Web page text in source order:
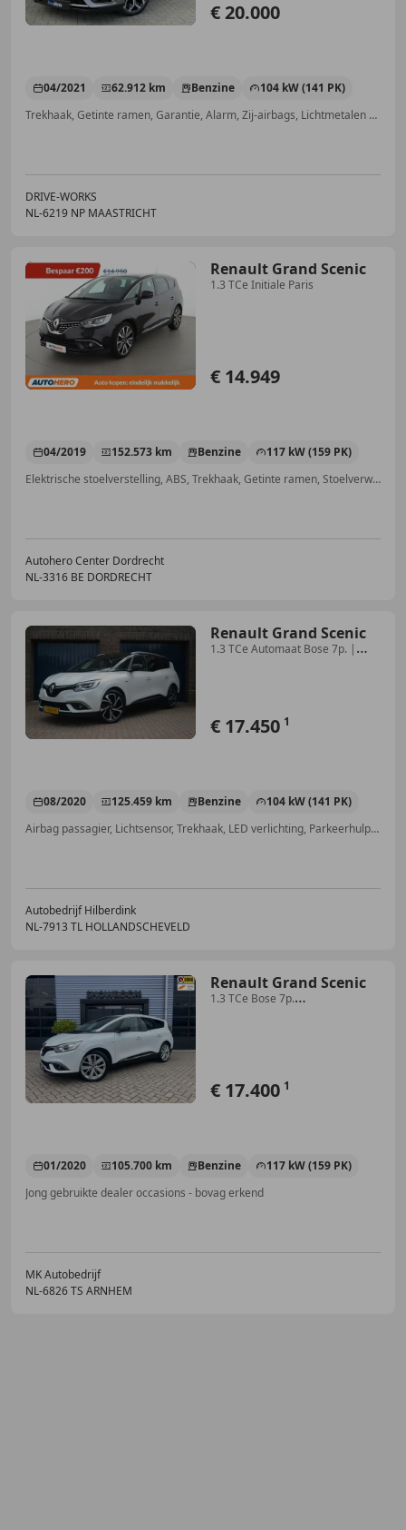
€ 20.000
04/2021 62.912 km Benzine
104 kW (141 PK)
Trekhaak, Getinte ramen, Garantie, Alarm, Zij-airbags, Lichtmetalen velgen, Parkeerhulp met camera, Parkeerhulp achter
DRIVE-WORKS
NL-6219 NP MAASTRICHT
Renault Grand Scenic
1.3 TCe Initiale Paris
€ 14.949
04/2019 152.573 km Benzine
117 kW (159 PK)
Elektrische stoelverstelling, ABS, Trekhaak, Getinte ramen, Stoelverwarming, Parkeerhulp achter, Garantie, Dakrails
Autohero Center Dordrecht
NL-3316 BE DORDRECHT
Renault Grand Scenic
1.3 TCe Automaat Bose 7p. |
€ 17.450 1
08/2020 125.459 km Benzine
104 kW (141 PK)
Airbag passagier, Lichtsensor, Trekhaak, LED verlichting, Parkeerhulp met camera, Alarm, Getinte ramen, Apple CarPlay
Autobedrijf Hilberdink
NL-7913 TL HOLLANDSCHEVELD
Renault Grand Scenic
1.3 TCe Bose 7p.
€ 17.400 1
01/2020 105.700 km Benzine
117 kW (159 PK)
Jong gebruikte dealer occasions - bovag erkend
MK Autobedrijf
NL-6826 TS ARNHEM